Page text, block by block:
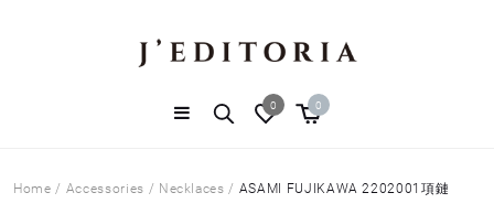
0 0
Home / Accessories / Necklaces / ASAMI FUJIKAWA 2202001項鏈